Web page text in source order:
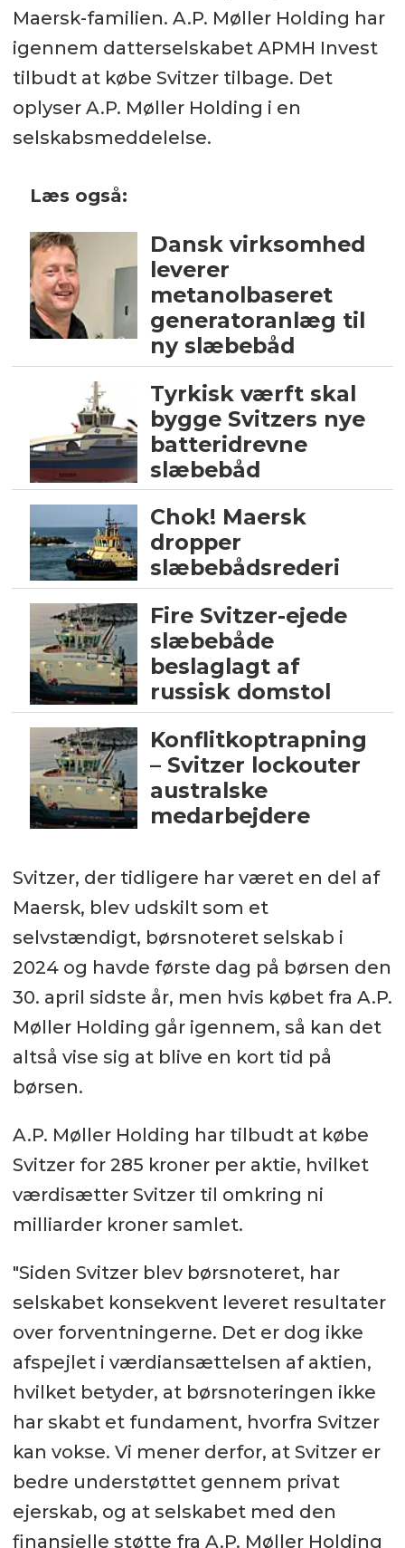
Maersk-familien. A.P. Møller Holding har
igennem datterselskabet APMH Invest
tilbudt at købe Svitzer tilbage. Det
oplyser A.P. Møller Holding i en
selskabsmeddelelse.
Læs også:
Dansk virksomhed
leverer
metanolbaseret
generatoranlæg til
ny slæbebåd
Tyrkisk værft skal
bygge Svitzers nye
batteridrevne
slæbebåd
Chok! Maersk
dropper
slæbebådsrederi
Fire Svitzer-ejede
slæbebåde
beslaglagt af
russisk domstol
Konflitkoptrapning
– Svitzer lockouter
australske
medarbejdere
Svitzer, der tidligere har været en del af
Maersk, blev udskilt som et
selvstændigt, børsnoteret selskab i
2024 og havde første dag på børsen den
30. april sidste år, men hvis købet fra A.P.
Møller Holding går igennem, så kan det
altså vise sig at blive en kort tid på
børsen.
A.P. Møller Holding har tilbudt at købe
Svitzer for 285 kroner per aktie, hvilket
værdisætter Svitzer til omkring ni
milliarder kroner samlet.
"Siden Svitzer blev børsnoteret, har
selskabet konsekvent leveret resultater
over forventningerne. Det er dog ikke
afspejlet i værdiansættelsen af aktien,
hvilket betyder, at børsnoteringen ikke
har skabt et fundament, hvorfra Svitzer
kan vokse. Vi mener derfor, at Svitzer er
bedre understøttet gennem privat
ejerskab, og at selskabet med den
finansielle støtte fra A.P. Møller Holding